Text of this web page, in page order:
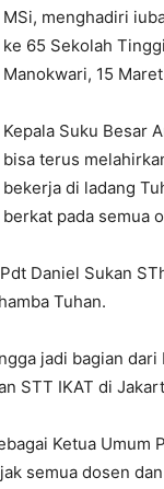
MSi, menghadiri
ke 65 Sekolah
Manokwari, 15
Kepala Suku Besar
bisa terus
bekerja di ladang
berkat pada semua
Daniel Sukan
Tuhan.
jadi bagian
STT IKAT di
Ketua Umum
semua dosen